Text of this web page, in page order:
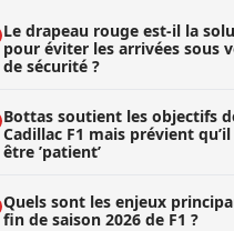
Le drapeau rouge est-il la
pour éviter les arrivées sous
de sécurité ?
Bottas soutient les objectifs
Cadillac F1 mais prévient
être ’patient’
Quels sont les enjeux
fin de saison 2026 de F1 ?